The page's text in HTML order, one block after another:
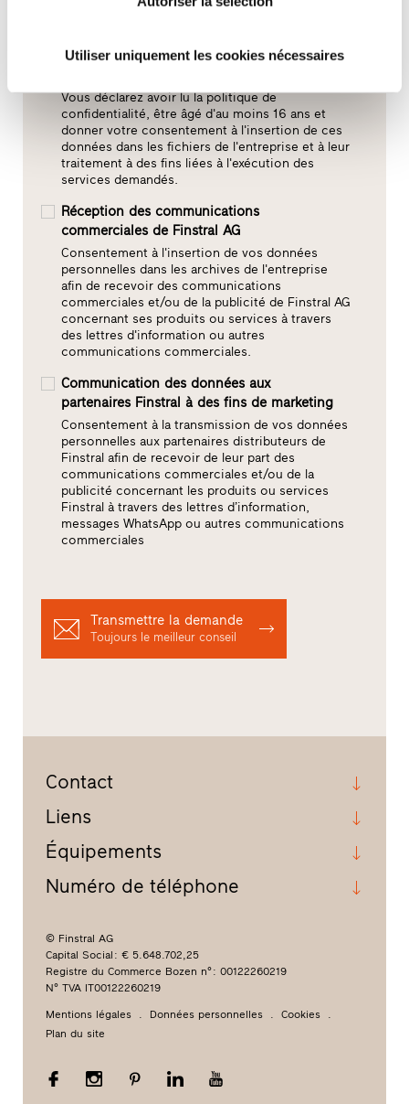
Utiliser uniquement les cookies nécessaires
Vous déclarez avoir lu la politique de
confidentialité, être âgé d'au moins 16 ans et
donner votre consentement à l'insertion de ces
données dans les fichiers de l'entreprise et à leur
traitement à des fins liées à l'exécution des
services demandés.
Réception des communications
commerciales de Finstral AG
Consentement à l'insertion de vos données
personnelles dans les archives de l'entreprise
afin de recevoir des communications
commerciales et/ou de la publicité de Finstral AG
concernant ses produits ou services à travers
des lettres d'information ou autres
communications commerciales.
Communication des données aux
partenaires Finstral à des fins de marketing
Consentement à la transmission de vos données
personnelles aux partenaires distributeurs de
Finstral afin de recevoir de leur part des
communications commerciales et/ou de la
publicité concernant les produits ou services
Finstral à travers des lettres d’information,
messages WhatsApp ou autres communications
commerciales
Transmettre la demande
Toujours le meilleur conseil
Contact
Liens
Équipements
Numéro de téléphone
© Finstral AG
Capital Social : € 5.648.702,25
Registre du Commerce Bozen n° : 00122260219
N° TVA IT00122260219
Mentions légales Données personnelles
Cookies
Plan du site